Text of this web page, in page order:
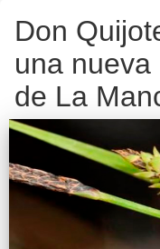
Don
una
de La